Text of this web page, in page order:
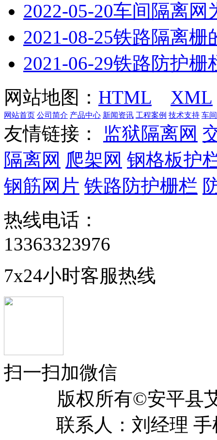
2022-05-20车间隔离网
2021-08-25铁路隔离栅
2021-06-29铁路防护栅
网站地图： HTML XML
网站首页 公司简介 产品中心 新闻资讯 工程案例 技术支持 车
友情链接： 监狱隔离网
隔离网 爬架网 钢格板护
钢筋网片 铁路防护栅栏
热线电话：
13363323976
7x24小时客服热线
扫一扫加微信
版权所有©安平
联系人：刘经理 手